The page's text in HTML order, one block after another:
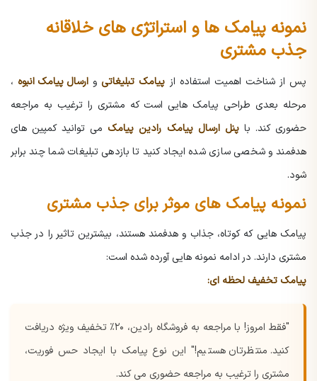
نمونه پیامک ها و استراتژی های خلاقانه
جذب مشتری
پس از شناخت اهمیت استفاده از پیامک تبلیغاتیو ارسال پیامک انبوه،
مرحله بعدی طراحی پیامک هایی است که مشتری را ترغیب به مراجعه
حضوری کند. باپنل ارسال پیامک رادین پیامک می توانید کمپین های
هدفمند و شخصی سازی شده ایجاد کنید تا بازدهی تبلیغات شما چند برابر
شود.
نمونه پیامک های موثر برای جذب مشتری
پیامک هایی که کوتاه، جذاب و هدفمند هستند، بیشترین تاثیر را در جذب
مشتری دارند. در ادامه نمونه هایی آورده شده است:
پیامک تخفیف لحظه ای:
"فقط امروز! با مراجعه به فروشگاه رادین، ۲۰٪ تخفیف ویژه دریافت
کنید. منتظرتان هستیم!"این نوع پیامک با ایجاد حس فوریت،
مشتری را ترغیب به مراجعه حضوری می کند.